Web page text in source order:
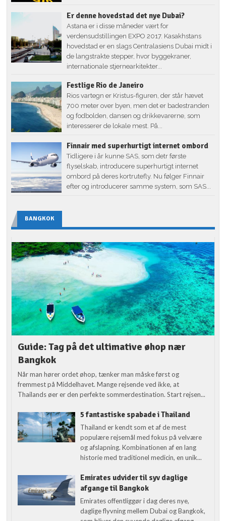
Er denne hovedstad det nye Dubai?
Astana er i disse måneder vært for
verdensudstillingen EXPO 2017. Kasakhstans
hovedstad er en slags Centralasiens Dubai midt i
de langstrakte stepper, hvor byggekraner,
internationale stjernearkitekter...
Festlige Rio de Janeiro
Rios vartegn er Kristus-figuren, der står hævet
700 meter over byen, men det er badestranden
og fodbolden, dansen og drikkevarerne, som
interesserer de lokale mest. På...
Finnair med superhurtigt internet ombord
Tidligere i år kunne SAS, som detr første
flyselskab, introducere superhurtigt internet
ombord på deres kortrutefly. Nu følger Finnair
efter og introducerer samme system, som SAS...
BANGKOK
Guide: Tag på det ultimative øhop nær
Bangkok
Når man hører ordet øhop, tænker man måske først og
fremmest på Middelhavet. Mange rejsende ved ikke, at
Thailands øer er den perfekte sommerdestination. Start rejsen...
5 fantastiske spabade i Thailand
Thailand er kendt som et af de mest
populære rejsemål med fokus på velvære
og afslapning. Kombinationen af en lang
historie med traditionel medicin, en unik...
Emirates udvider til syv daglige
afgange til Bangkok
Emirates offentliggør i dag deres nye,
daglige flyvning mellem Dubai og Bangkok,